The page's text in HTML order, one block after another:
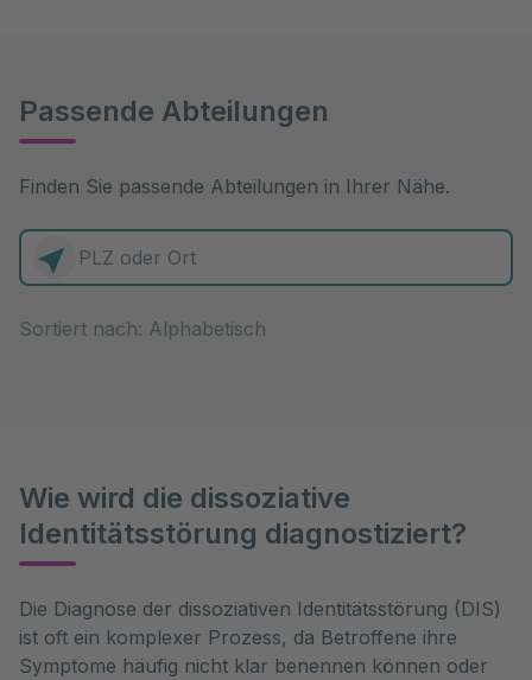
Passende Abteilungen
Finden Sie passende Abteilungen in Ihrer Nähe.
Wie wird die dissoziative
Identitätsstörung diagnostiziert?
Die Diagnose der dissoziativen Identitätsstörung (DIS)
ist oft ein komplexer Prozess, da Betroffene ihre
Symptome häufig nicht klar benennen können oder